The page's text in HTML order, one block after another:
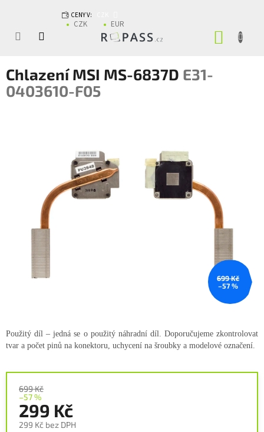
CENY V:
CZK EUR
Chlazení MSI MS-6837D E31-
0403610-F05
699 Kč
–57 %
699 Kč
–57 %
299 Kč
299 Kč bez DPH
Použitý díl – jedná se o použitý náhradní díl. Doporučujeme zkontrolovat
tvar a počet pinů na konektoru, uchycení na šroubky a modelové označení.